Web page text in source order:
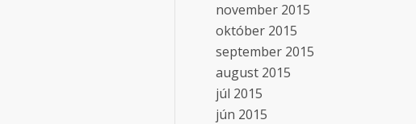
november 2015
október 2015
september 2015
august 2015
júl 2015
jún 2015